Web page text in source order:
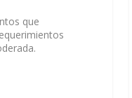
que